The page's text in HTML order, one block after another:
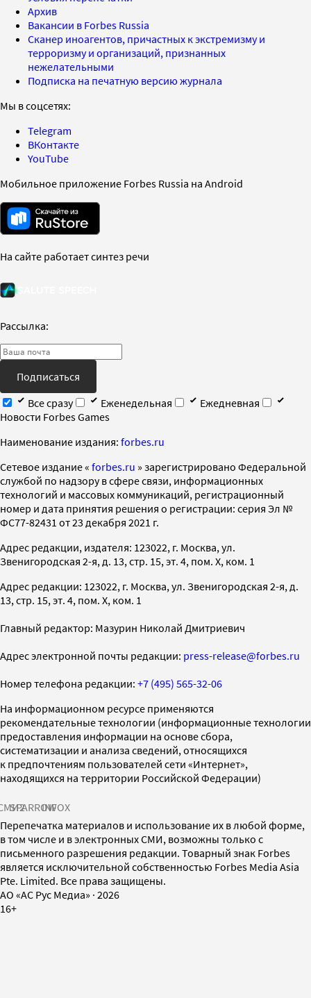
Архив
Вакансии в Forbes Russia
Сканер иноагентов, причастных к экстремизму и
терроризму и организаций, признанных
нежелательными
Подписка на печатную версию журнала
Мы в соцсетях:
Telegram
ВКонтакте
YouTube
Мобильное приложение Forbes Russia на Android
На сайте работает синтез речи
Рассылка:
Подписаться
Все сразу
Еженедельная
Ежедневная
Новости Forbes Games
Наименование издания: forbes.ru
Cетевое издание « forbes.ru » зарегистрировано Федеральной
службой по надзору в сфере связи, информационных
технологий и массовых коммуникаций, регистрационный
номер и дата принятия решения о регистрации: серия Эл №
ФС77-82431 от 23 декабря 2021 г.
Адрес редакции, издателя: 123022, г. Москва, ул.
Звенигородская 2-я, д. 13, стр. 15, эт. 4, пом. X, ком. 1
Адрес редакции: 123022, г. Москва, ул. Звенигородская 2-я, д.
13, стр. 15, эт. 4, пом. X, ком. 1
Главный редактор: Мазурин Николай Дмитриевич
Адрес электронной почты редакции: press-release@forbes.ru
Номер телефона редакции: +7 (495) 565-32-06
На информационном ресурсе применяются
рекомендательные технологии (информационные технологии
предоставления информации на основе сбора,
систематизации и анализа сведений, относящихся
к предпочтениям пользователей сети «Интернет»,
находящихся на территории Российской Федерации)
SPARROWINFOX
Перепечатка материалов и использование их в любой форме,
в том числе и в электронных СМИ, возможны только с
письменного разрешения редакции. Товарный знак Forbes
является исключительной собственностью Forbes Media Asia
Pte. Limited. Все права защищены.
AO «АС Рус Медиа» · 2026
16+